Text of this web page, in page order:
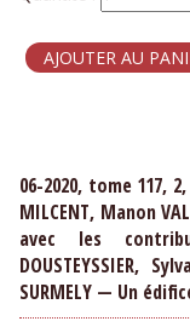
06-2020, tome 117,
MILCENT, Manon
avec les
DOUSTEYSSIER,
SURMELY — Un